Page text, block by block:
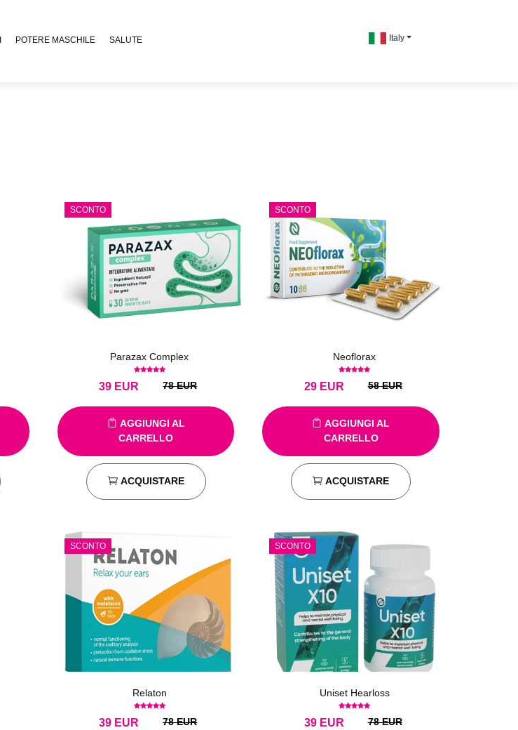
POTERE MASCHILE SALUTE Italy
SCONTO
Parazax Complex
EUR
39 78 EUR
AGGIUNGI AL
CARRELLO
ACQUISTARE
SCONTO
Neoflorax
EUR
29 58 EUR
AGGIUNGI AL
CARRELLO
ACQUISTARE
SCONTO
Relaton
EUR
39 78 EUR
SCONTO
Uniset Hearloss
EUR
39 78 EUR